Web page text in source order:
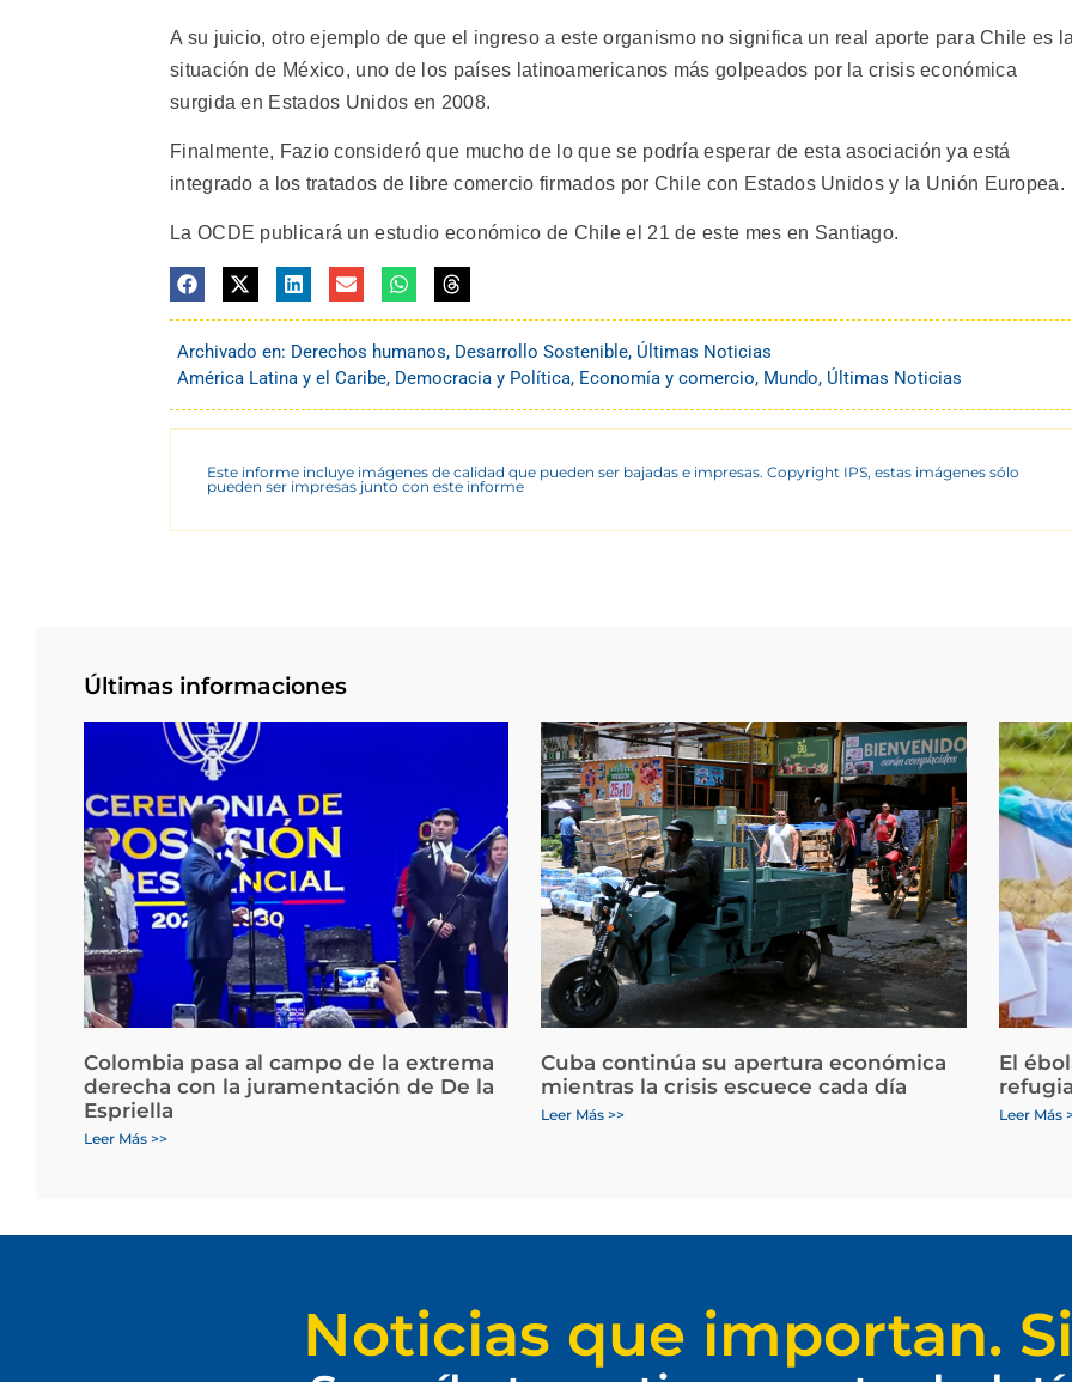
A su juicio, otro ejemplo de que el ingreso a este organismo no significa un real aporte para Chile es
situación de México, uno de los países latinoamericanos más golpeados por la crisis económica
surgida en Estados Unidos en 2008.
Finalmente, Fazio consideró que mucho de lo que se podría esperar de esta asociación ya está
integrado a los tratados de libre comercio firmados por Chile con Estados Unidos y la Unión Europea.
La OCDE publicará un estudio económico de Chile el 21 de este mes en Santiago.
Archivado en: Derechos humanos, Desarrollo Sostenible, Últimas Noticias
América Latina y el Caribe, Democracia y Política, Economía y comercio, Mundo, Últimas Noticias
Este informe incluye imágenes de calidad que pueden ser bajadas e impresas. Copyright IPS, estas imágenes sólo
pueden ser impresas junto con este informe
Últimas informaciones
Colombia pasa al campo de la extrema
derecha con la juramentación de De la
Espriella
Leer Más >>
Cuba continúa su apertura económica
mientras la crisis escuece cada día
Leer Más >>
El
Leer Más
Noticias que importan.